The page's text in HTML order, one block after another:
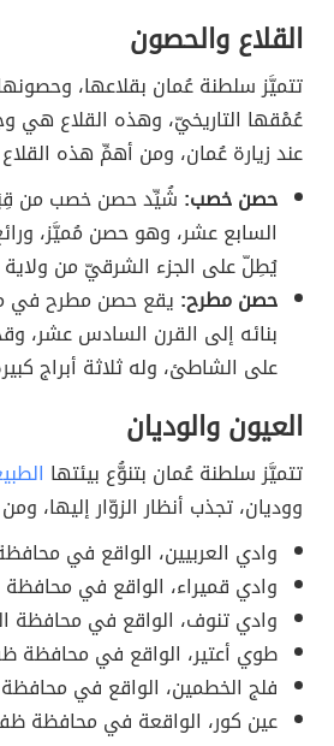
القلاع والحصون
تتميَّز سلطنة عُمان بقلاعها،
عُمْقها التاريخيّ، وهذه القلاع هي
عند زيارة عُمان، ومن أهمِّ هذه
حصن خصب: شُيِّد حصن خصب من قِبَل
السابع عشر، وهو حصن مُميَّز،
يُطِلّ على الجزء الشرقيّ من
حصن مطرح: يقع حصن مطرح في
بنائه إلى القرن السادس عشر،
على الشاطئ، وله ثلاثة أبراج
العيون والوديان
تتميَّز سلطنة عُمان بتنوُّع بيئتها
ووديان، تجذب أنظار الزوّار إليها،
وادي العربيين، الواقع في
وادي قميراء، الواقع في محافظة
وادي تنوف، الواقع في محافظة
طوي أعتير، الواقع في محافظة
فلج الخطمين، الواقع في محافظة
عين كور، الواقعة في محافظة